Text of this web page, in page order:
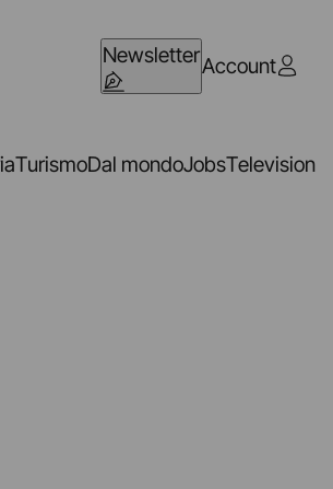
NewsletterAccount
TurismoDal mondoJobsTelevision